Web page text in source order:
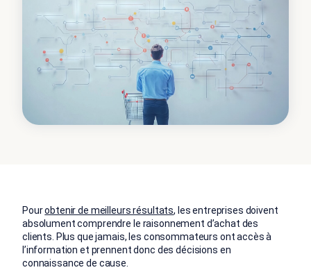
Pourobtenir de meilleurs résultats, les entreprises doivent
absolument comprendre le raisonnement d’achat des
clients. Plus que jamais, les consommateurs ont accès à
l’information et prennent donc des décisions en
connaissance de cause.